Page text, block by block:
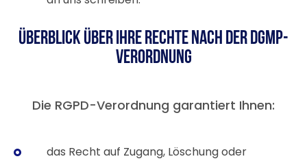
Überblick über Ihre Rechte nach der DGMP-
Verordnung
Die RGPD-Verordnung garantiert Ihnen:
das Recht auf Zugang, Löschung oder